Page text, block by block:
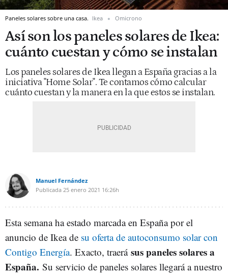
Paneles solares sobre una casa. Ikea Omicrono
Así son los paneles solares de Ikea:
cuánto cuestan y cómo se instalan
Los paneles solares de Ikea llegan a España gracias a la
iniciativa "Home Solar". Te contamos cómo calcular
cuánto cuestan y la manera en la que estos se instalan.
Manuel Fernández
Publicada 25 enero 2021 16:26h
Esta semana ha estado marcada en España por el
anuncio de Ikea de su oferta de autoconsumo solar con
Contigo Energía. Exacto, traerá sus paneles solares a
España. Su servicio de paneles solares llegará a nuestro